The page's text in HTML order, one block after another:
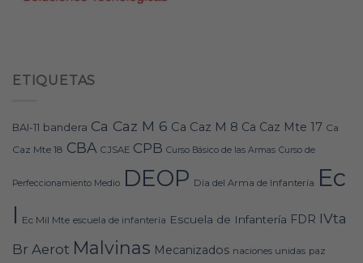
ETIQUETAS
BAI-11 bandera Ca Caz M 6 Ca Caz M 8 Ca Caz Mte 17 Ca
Caz Mte 18 CBA CJSAE CPB Curso Básico de las Armas Curso de
Perfeccionamiento Medio DEOP Día del Arma de Infantería Ec
I Ec Mil Mte escuela de infanteria Escuela de Infantería FDR IVta
Br Aerot Malvinas Mecanizados naciones unidas paz